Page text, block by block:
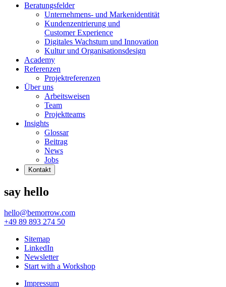
Beratungsfelder
Unternehmens- und Markenidentität
Kundenzentrierung und
Customer Experience
Digitales Wachstum und Innovation
Kultur und Organisationsdesign
Academy
Referenzen
Projektreferenzen
Über uns
Arbeitsweisen
Team
Projektteams
Insights
Glossar
Beitrag
News
Jobs
Kontakt
say hello
hello@bemorrow.com
+49 89 893 274 50
Sitemap
LinkedIn
Newsletter
Start with a Workshop
Impressum